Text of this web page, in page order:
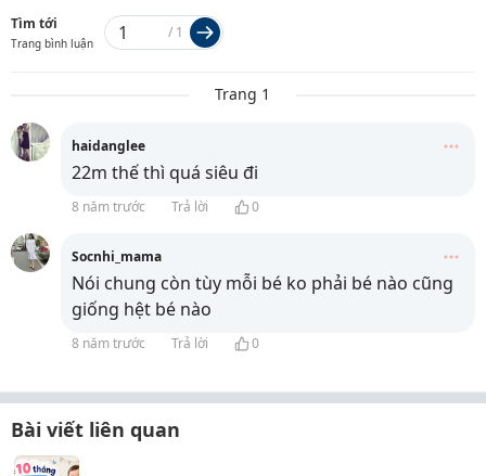
Tìm tới
Trang bình luận
/ 1
Trang 1
haidanglee
22m thế thì quá siêu đi
8 năm trước Trả lời 0
Socnhi_mama
Nói chung còn tùy mỗi bé ko phải bé nào cũng
giống hệt bé nào
8 năm trước Trả lời 0
Bài viết liên quan